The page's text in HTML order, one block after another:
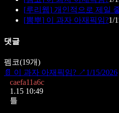
[루리웹] 개인적으로 제일
[뽐뿌] 이 과자 아재픽임?1/
댓글
펨코(19개)
📄 이 과자 아재픽임? ↗ 1/15/2026
caefa11a6c
1.15 10:49
틀